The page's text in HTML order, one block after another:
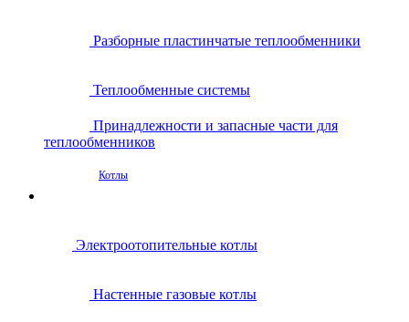
Разборные пластинчатые теплообменники
Теплообменные системы
Принадлежности и запасные части для
теплообменников
Котлы
Электроотопительные котлы
Настенные газовые котлы